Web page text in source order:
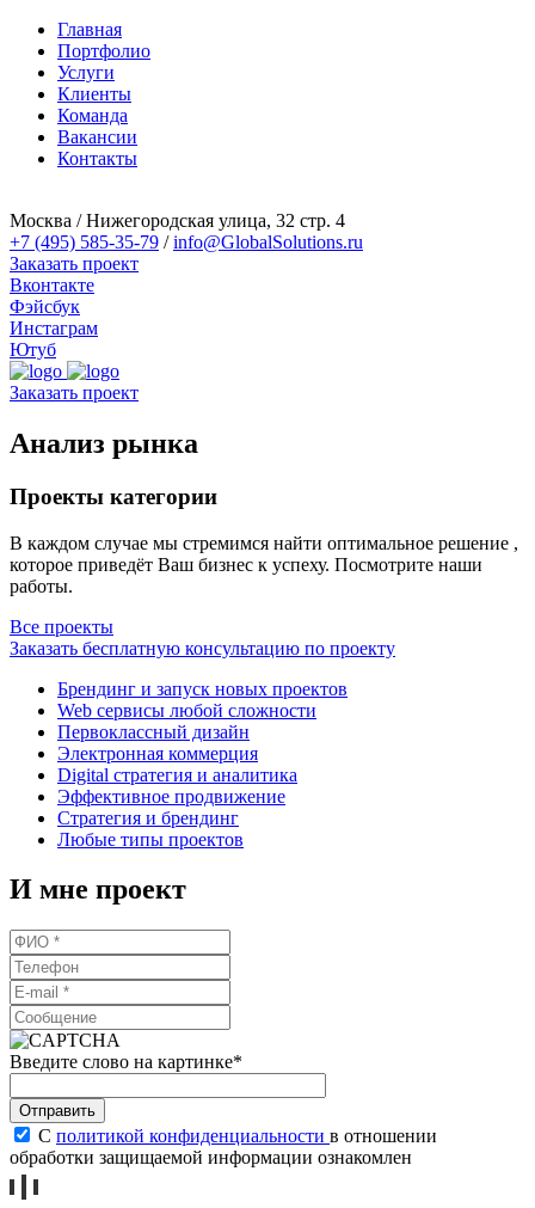
Главная
Портфолио
Услуги
Клиенты
Команда
Вакансии
Контакты
Москва / Нижегородская улица, 32 стр. 4
+7 (495) 585-35-79 /info@GlobalSolutions.ru
Заказать проект
Вконтакте
Фэйсбук
Инстаграм
Ютуб
Заказать проект
Анализ рынка
Проекты категории
В каждом случае мы стремимся найти оптимальное решение ,
которое приведёт Ваш бизнес к успеху. Посмотрите наши
работы.
Все проекты
Заказать бесплатную консультацию по проекту
Брендинг и запуск новых проектов
Web сервисы любой сложности
Первоклассный дизайн
Электронная коммерция
Digital стратегия и аналитика
Эффективное продвижение
Стратегия и брендинг
Любые типы проектов
И мне проект
Введите слово на картинке*
C политикой конфиденциальности в отношении
обработки защищаемой информации ознакомлен